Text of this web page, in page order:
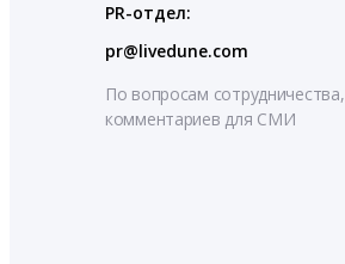
PR-отдел:
pr@livedune.com
По вопросам сотрудничества,
комментариев для СМИ